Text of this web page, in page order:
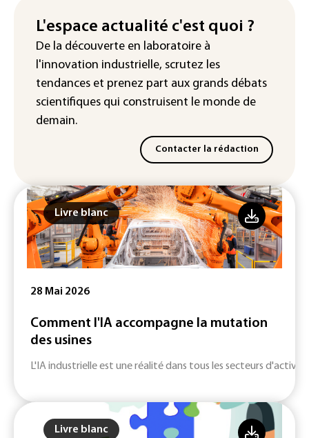
"Retour en force" progressif de la
chaleur dans les prochains jours en
France
L'espace actualité c'est quoi ?
De la découverte en laboratoire à
l'innovation industrielle, scrutez les
tendances et prenez part aux grands débats
scientifiques qui construisent le monde de
demain.
Contacter la rédaction
Livre blanc
28 Mai 2026
Comment l'IA accompagne la mutation
des usines
L'IA industrielle est une réalité dans tous les secteurs
Livre blanc